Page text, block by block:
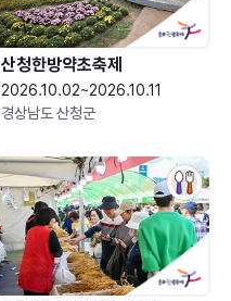
산청한방약초축제
2026.10.02~2026.10.11
경상남도 산청군